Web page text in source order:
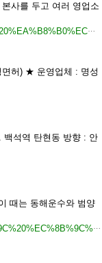
사를 두고 여러 영업소
https://wiki.onul.works/w/%EB%AA%85%EC%84%B1%20(%EB%B2%84%EC%8A%A4%20%EA%B8%B0%EC%97%85)
허) ★ 운영업체 : 명성
석역 탄현동 방향 : 안
때는 동해운수와 범양
https://namu.wiki/w/%EC%84%9C%EC%9A%B8%ED%8A%B9%EB%B3%84%EC%8B%9C%20%EC%8B%9C%EB%82%B4%EB%B2%84%EC%8A%A4/2004%EB%85%84%20%EA%B0%9C%ED%8E%B8%20%EC%A0%84%20%EB%AA%A9%EB%A1%9D/900%EB%B2%88%EB%8C%80